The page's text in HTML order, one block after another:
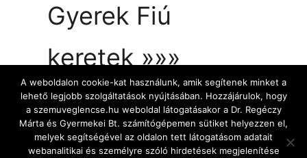
Gyerek Fiú
keretek »»»
A weboldalon cookie-kat használunk, amik segítenek minket a
lehető legjobb szolgáltatások nyújtásában. Hozzájárulok, hogy
a szemuveglencse.hu weboldal látogatásakor a Dr. Regéczy
Márta és Gyermekei Bt. számítógépemen sütiket helyezzen el,
melyek segítségével az oldalon tett látogatásom adatait
webanalitikai és személyre szóló hirdetések megjelenítése